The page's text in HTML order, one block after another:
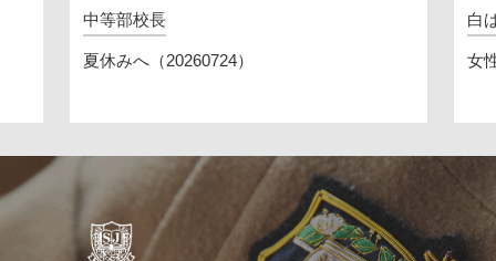
中等部校長
夏休みへ（20260724）
白
女